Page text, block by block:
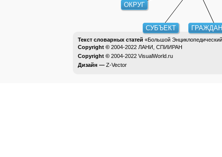
СУБЪЕКТ
ОКРУГ
Текст словарных статей «Большой
Copyright © 2004-2022 ЛАНИ, СПИИРАН
Copyright © 2004-2022 VisualWorld.ru
Дизайн — Z-Vector